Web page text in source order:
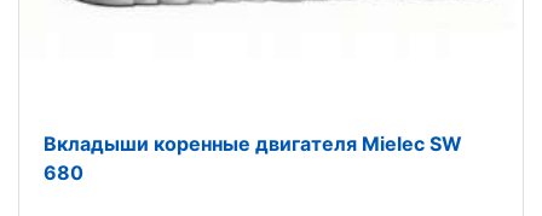
Вкладыши коренные двигателя Mielec SW
680